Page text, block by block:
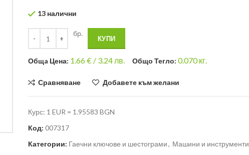
13 налични
бр.
КУПИ
Общa Цена: 1.66€ / 3.24 лв. Общо Тегло: 0.070кг.
Сравняване Добавете към желани
Курс: 1 EUR = 1.95583 BGN
Код: 007317
Категории: Гаечни ключове и шестограми, Машини и инструменти